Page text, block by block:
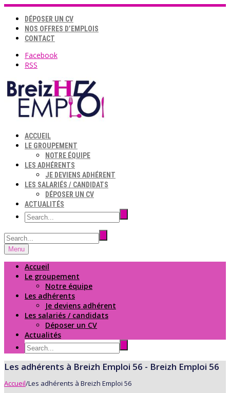
DÉPOSER UN CV
NOS OFFRES D’EMPLOIS
CONTACT
Facebook
RSS
ACCUEIL
LE GROUPEMENT
NOTRE ÉQUIPE
LES ADHÉRENTS
JE DEVIENS ADHÉRENT
LES SALARIÉS / CANDIDATS
DÉPOSER UN CV
ACTUALITÉS
Menu
Accueil
Le groupement
Notre équipe
Les adhérents
Je deviens adhérent
Les salariés / candidats
Déposer un CV
Actualités
Les adhérents à Breizh Emploi 56 - Breizh Emploi 56
Accueil/Les adhérents à Breizh Emploi 56